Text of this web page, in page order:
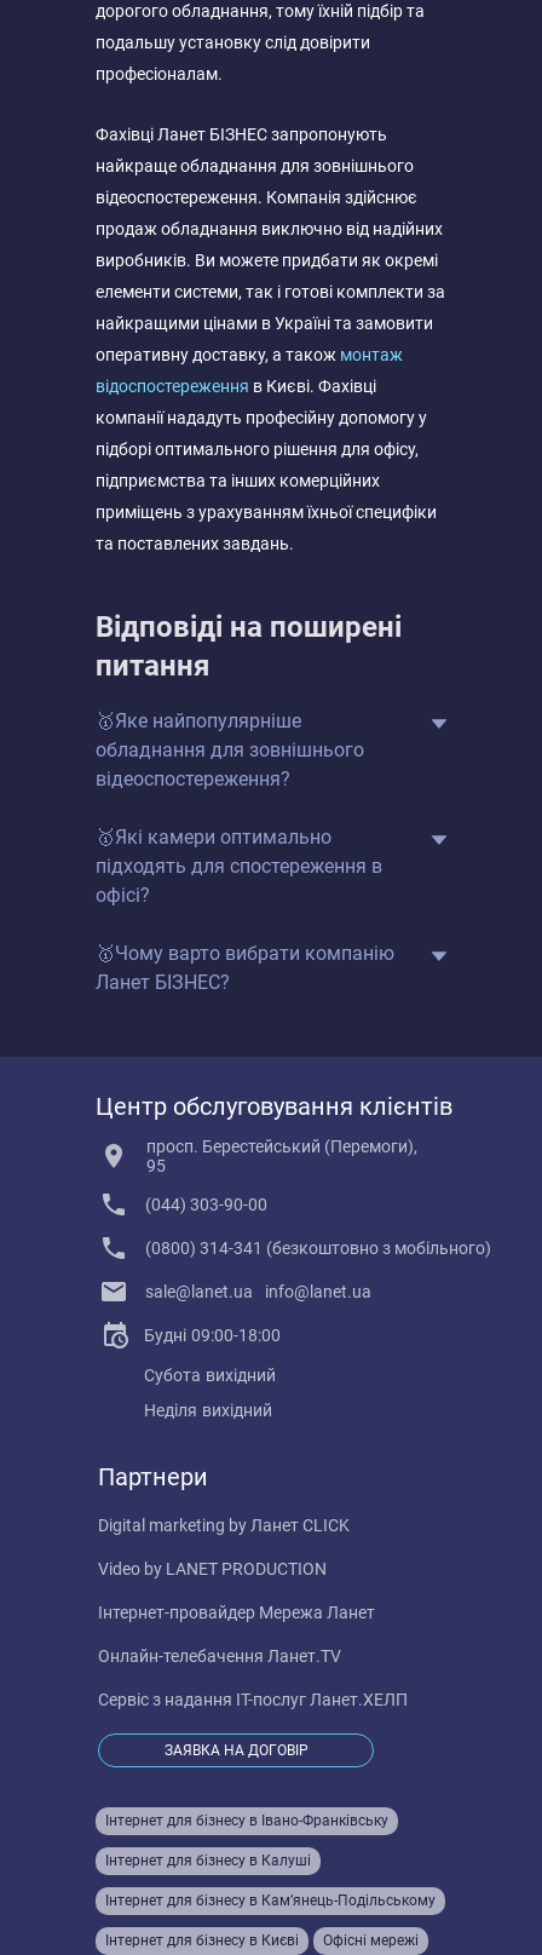
дорогого обладнання, тому їхній підбір та
подальшу установку слід довірити
професіоналам.
Фахівці Ланет БІЗНЕС запропонують
найкраще обладнання для зовнішнього
відеоспостереження. Компанія здійснює
продаж обладнання виключно від надійних
виробників. Ви можете придбати як окремі
елементи системи, так і готові комплекти за
найкращими цінами в Україні та замовити
оперативну доставку, а також монтаж
відоспостереження в Києві. Фахівці
компанії нададуть професійну допомогу у
підборі оптимального рішення для офісу,
підприємства та інших комерційних
приміщень з урахуванням їхньої специфіки
та поставлених завдань.
Відповіді на поширені
питання
🥇Яке найпопулярніше
обладнання для зовнішнього
відеоспостереження?
🥇Які камери оптимально
підходять для спостереження в
офісі?
🥇Чому варто вибрати компанію
Ланет БІЗНЕС?
Інтернет для бізнесу в Івано-Франківську
Інтернет для бізнесу в Калуші
Інтернет для бізнесу в Кам’янець-Подільському
Інтернет для бізнесу в Києві Офісні мережі
Центр обслуговування клієнтів
просп. Берестейський (Перемоги),
95
(044) 303-90-00
(0800) 314-341 (безкоштовно з мобільного)
sale@lanet.ua info@lanet.ua
Будні 09:00-18:00
Субота вихідний
Неділя вихідний
Партнери
Digital marketing by Ланет CLICK
Video by LANET PRODUCTION
Інтернет-провайдер Мережа Ланет
Онлайн-телебачення Ланет.TV
Сервіс з надання IT-послуг Ланет.ХЕЛП
ЗАЯВКА НА ДОГОВІР